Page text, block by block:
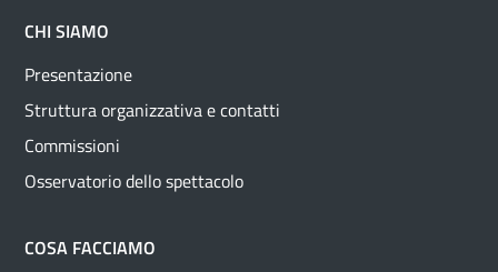
CHI SIAMO
Presentazione
Struttura organizzativa e contatti
Commissioni
Osservatorio dello spettacolo
COSA FACCIAMO